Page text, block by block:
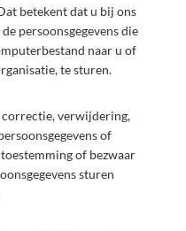
betekent dat u bij ons
persoonsgegevens die
naar u of
te sturen.
correctie, verwijdering,
of
of bezwaar
sturen